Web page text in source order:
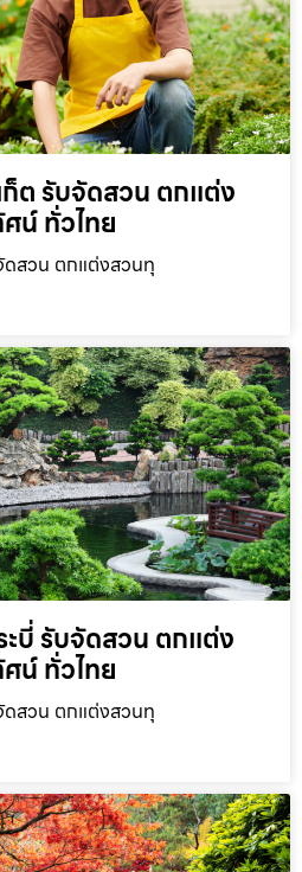
ต รับจัดสวน ตกแต่ง
น์ ทั่วไทย
สวน ตกแต่งสวนทุ
บี่ รับจัดสวน ตกแต่ง
น์ ทั่วไทย
สวน ตกแต่งสวนทุ